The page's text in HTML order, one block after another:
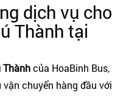
dịch vụ cho
Thành tại
Thànhcủa HoaBinh Bus,
chuyển hàng đầu với